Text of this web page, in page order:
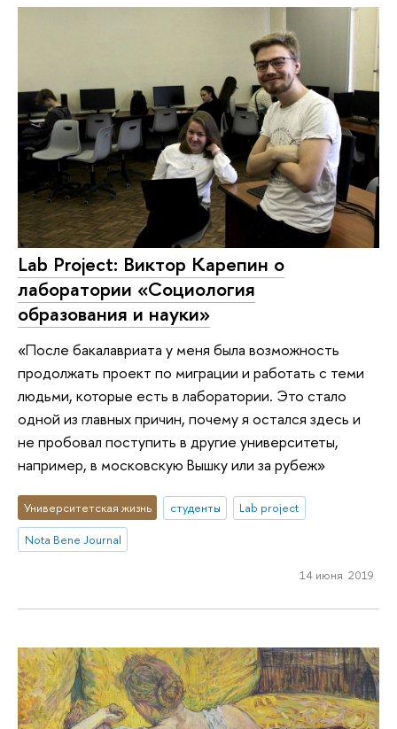
Lab Project: Виктор Карепин о
лаборатории «Социология
образования и науки»
«После бакалавриата у меня была возможность
продолжать проект по миграции и работать с теми
людьми, которые есть в лаборатории. Это стало
одной из главных причин, почему я остался здесь и
не пробовал поступить в другие университеты,
например, в московскую Вышку или за рубеж»
Университетская жизнь студенты
Lab project
Nota Bene Journal
14 июня 2019